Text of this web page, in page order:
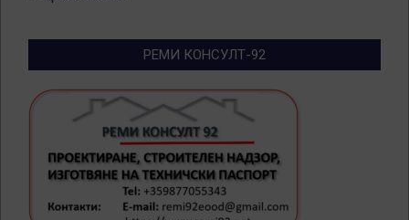
РЕМИ КОНСУЛТ-92